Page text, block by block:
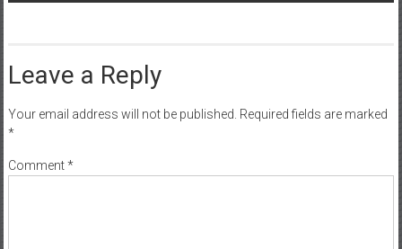
Leave a Reply
Your email address will not be published. Required fields are marked
*
Comment*